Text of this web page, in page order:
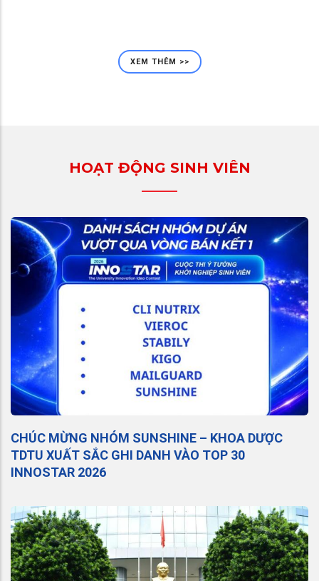
XEM THÊM >>
HOẠT ĐỘNG SINH VIÊN
CHÚC MỪNG NHÓM SUNSHINE – KHOA DƯỢC
TDTU XUẤT SẮC GHI DANH VÀO TOP 30
INNOSTAR 2026